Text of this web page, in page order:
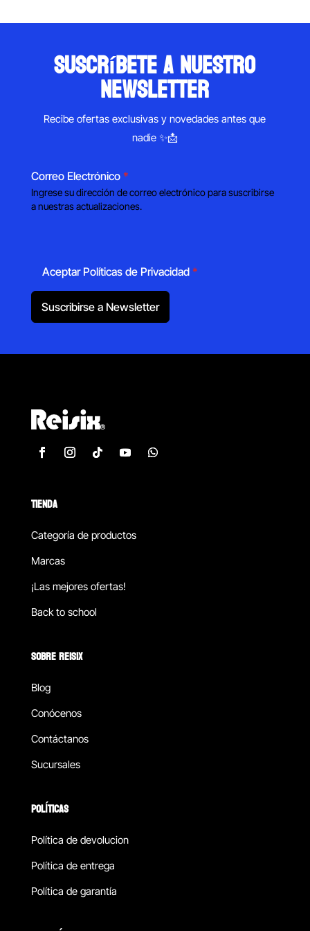
suscríbete a nuestro
newsletter
Recibe ofertas exclusivas y novedades antes que
nadie ✨📩
Correo Electrónico *
Ingrese su dirección de correo electrónico para suscribirse
a nuestras actualizaciones.
Aceptar Políticas de Privacidad *
Suscribirse a Newsletter
TIENDA
Categoría de productos
Marcas
¡Las mejores ofertas!
Back to school
SOBRE REISIX
Blog
Conócenos
Contáctanos
Sucursales
POLÍTICAS
Política de devolucion
Política de entrega
Política de garantía